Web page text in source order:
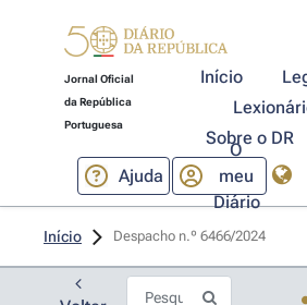
Jornal Oficial
da República
Portuguesa
Início
Sobre o DR
Ajuda
O
meu
Diário
Início Despacho n.º 6466/2024